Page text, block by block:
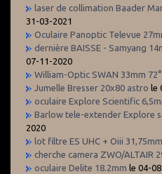
laser de collimation Baader
31-03-2021
Oculaire Panoptic Televue
dernière BAISSE - Samyang
07-11-2020
William-Optic SWAN 33mm
Jumelle Bresser 20x80 astro le
oculaire Explore Scientific
Barlow tele-extender Explore
2020
lot filtre ES UHC + Oiii 31,75mm
cherche camera ZWO/ALTAIR
oculaire Delite 18.2mm le 04-